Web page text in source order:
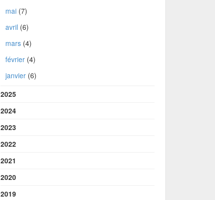
mai(7)
avril (6)
mars(4)
février(4)
janvier(6)
2025
2024
2023
2022
2021
2020
2019